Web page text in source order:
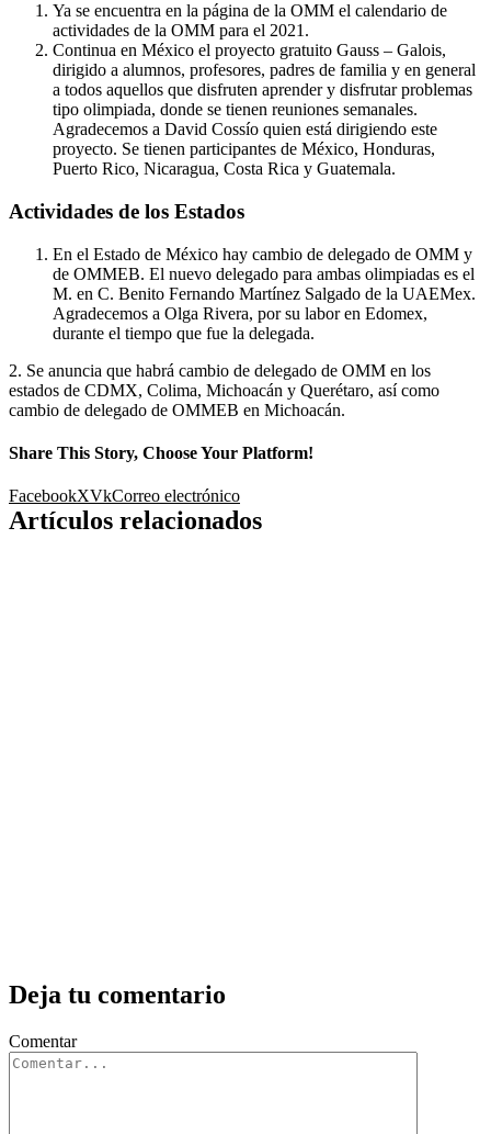
Ya se encuentra en la página de la OMM el calendario de
actividades de la OMM para el 2021.
Continua en México el proyecto gratuito Gauss – Galois,
dirigido a alumnos, profesores, padres de familia y en general
a todos aquellos que disfruten aprender y disfrutar problemas
tipo olimpiada, donde se tienen reuniones semanales.
Agradecemos a David Cossío quien está dirigiendo este
proyecto. Se tienen participantes de México, Honduras,
Puerto Rico, Nicaragua, Costa Rica y Guatemala.
Actividades de los Estados
En el Estado de México hay cambio de delegado de OMM y
de OMMEB. El nuevo delegado para ambas olimpiadas es el
M. en C. Benito Fernando Martínez Salgado de la UAEMex.
Agradecemos a Olga Rivera, por su labor en Edomex,
durante el tiempo que fue la delegada.
2. Se anuncia que habrá cambio de delegado de OMM en los
estados de CDMX, Colima, Michoacán y Querétaro, así como
cambio de delegado de OMMEB en Michoacán.
Share This Story, Choose Your Platform!
FacebookXVkCorreo electrónico
Artículos relacionados
Deja tu comentario
Comentar